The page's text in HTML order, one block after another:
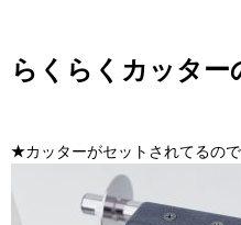
らくらくカッター
★カッターがセットされてるの